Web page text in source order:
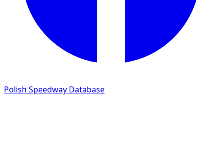
Polish Speedway Database